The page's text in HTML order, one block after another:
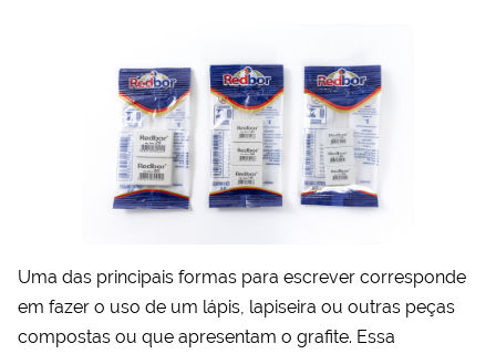
Uma das principais formas para escrever corresponde
em fazer o uso de um lápis, lapiseira ou outras peças
compostas ou que apresentam o grafite. Essa